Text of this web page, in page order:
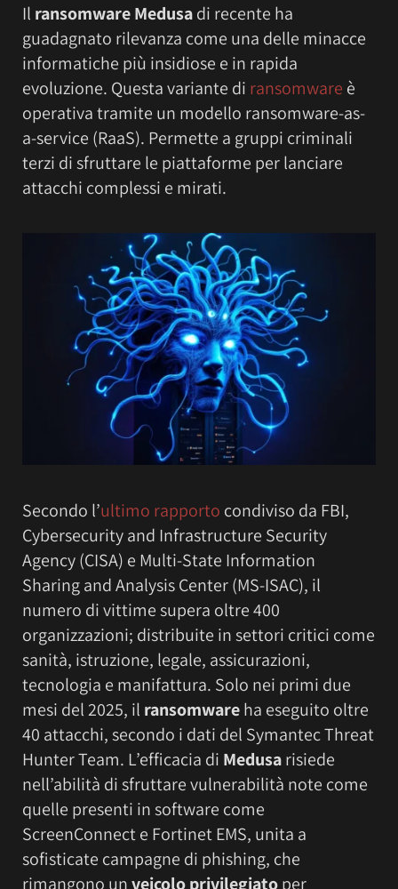
Il ransomware Medusadi recente ha
guadagnato rilevanza come una delle minacce
informatiche più insidiose e in rapida
evoluzione. Questa variante di ransomware è
operativa tramite un modello ransomware-as-
a-service (RaaS). Permette a gruppi criminali
terzi di sfruttare le piattaforme per lanciare
attacchi complessi e mirati.
Secondo l’ultimo rapporto condiviso da FBI,
Cybersecurity and Infrastructure Security
Agency (CISA) e Multi-State Information
Sharing and Analysis Center (MS-ISAC), il
numero di vittime supera oltre 400
organizzazioni; distribuite in settori critici come
sanità, istruzione, legale, assicurazioni,
tecnologia e manifattura. Solo nei primi due
mesi del 2025, il ransomwareha eseguito oltre
40 attacchi, secondo i dati del Symantec Threat
Hunter Team. L’efficacia di Medusarisiede
nell’abilità di sfruttare vulnerabilità note come
quelle presenti in software come
ScreenConnect e Fortinet EMS, unita a
sofisticate campagne di phishing, che
rimangono unveicolo privilegiatoper